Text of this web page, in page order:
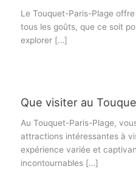
Le Touquet-Paris-Plage
tous les goûts, que ce soit
explorer […]
Que visiter au
Au Touquet-Paris-Plage,
attractions intéressantes à
expérience variée et
incontournables […]